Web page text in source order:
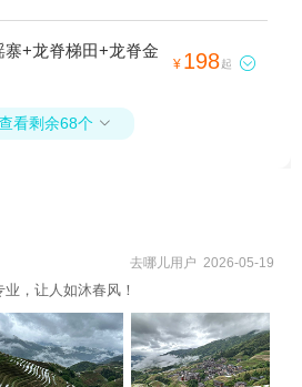
寨+龙脊梯田+龙脊金
¥ 198起 
看剩余68个 
去哪儿用户 2026-05-19
，让人如沐春风！